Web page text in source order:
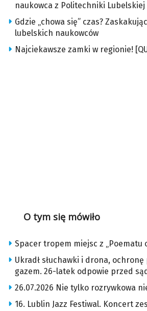
naukowca z Politechniki Lubelskiej
Gdzie „chowa się” czas?
lubelskich naukowców
Najciekawsze zamki w regionie!
O tym się mówiło
Spacer tropem miejsc z „Poematu
Ukradł słuchawki i drona, ochronę
gazem. 26-latek odpowie przed
26.07.2026 Nie tylko rozrywkowa
16. Lublin Jazz Festiwal. Koncert